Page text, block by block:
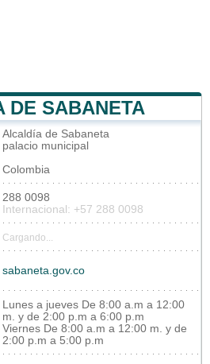
DE SABANETA
Alcaldía de Sabaneta
palacio municipal
Colombia
288 0098
Internacional: +57 288 0098
Cargando...
sabaneta.gov.co
Lunes a jueves De 8:00 a.m a 12:00
m. y de 2:00 p.m a 6:00 p.m
Viernes De 8:00 a.m a 12:00 m. y de
2:00 p.m a 5:00 p.m